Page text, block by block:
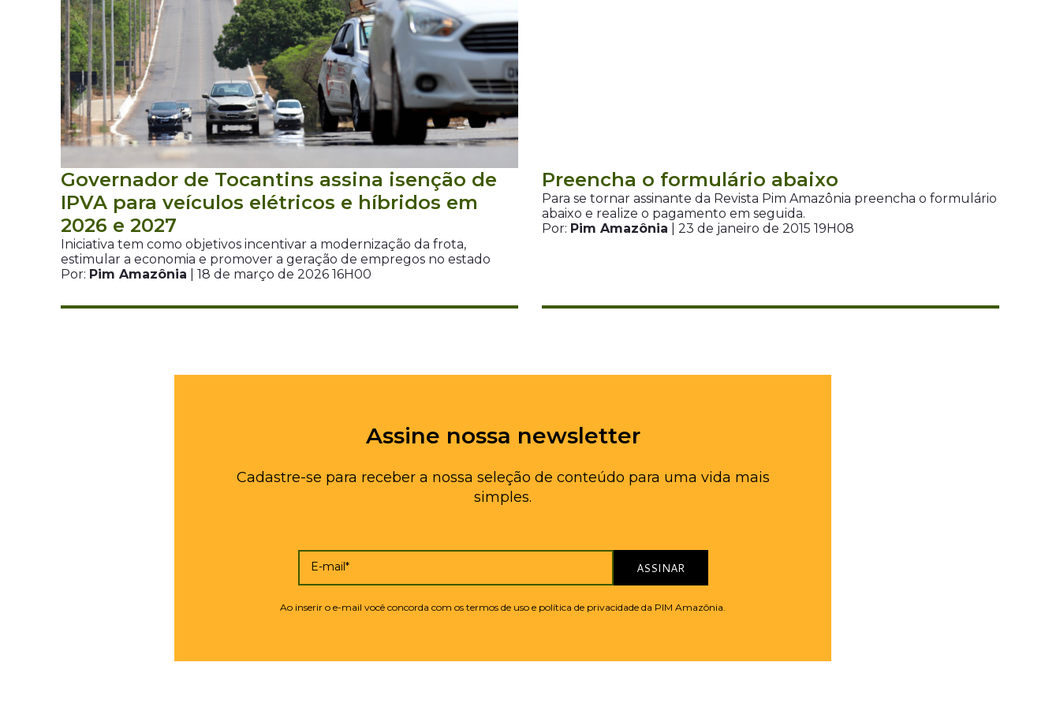
Governador de Tocantins assina isenção de
IPVA para veículos elétricos e híbridos em
2026 e 2027
Iniciativa tem como objetivos incentivar a modernização da frota,
estimular a economia e promover a geração de empregos no estado
Por: Pim Amazônia | 18 de março de 2026 16H00
Preencha o formulário abaixo
Para se tornar assinante da Revista Pim Amazônia preencha o formulário
abaixo e realize o pagamento em seguida.
Por: Pim Amazônia | 23 de janeiro de 2015 19H08
Assine nossa newsletter
Cadastre-se para receber a nossa seleção de conteúdo para uma vida mais
simples.
E-mail* ASSINAR
Ao inserir o e-mail você concorda com os termos de uso e política de privacidade da PIM Amazônia.